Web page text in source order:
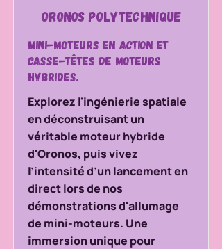
Oronos Polytechnique
Mini-moteurs en action et
casse-têtes de moteurs
hybrides.
Explorez l'ingénierie spatiale
en déconstruisant un
véritable moteur hybride
d'Oronos, puis vivez
l’intensité d’un lancement en
direct lors de nos
démonstrations d'allumage
de mini-moteurs. Une
immersion unique pour